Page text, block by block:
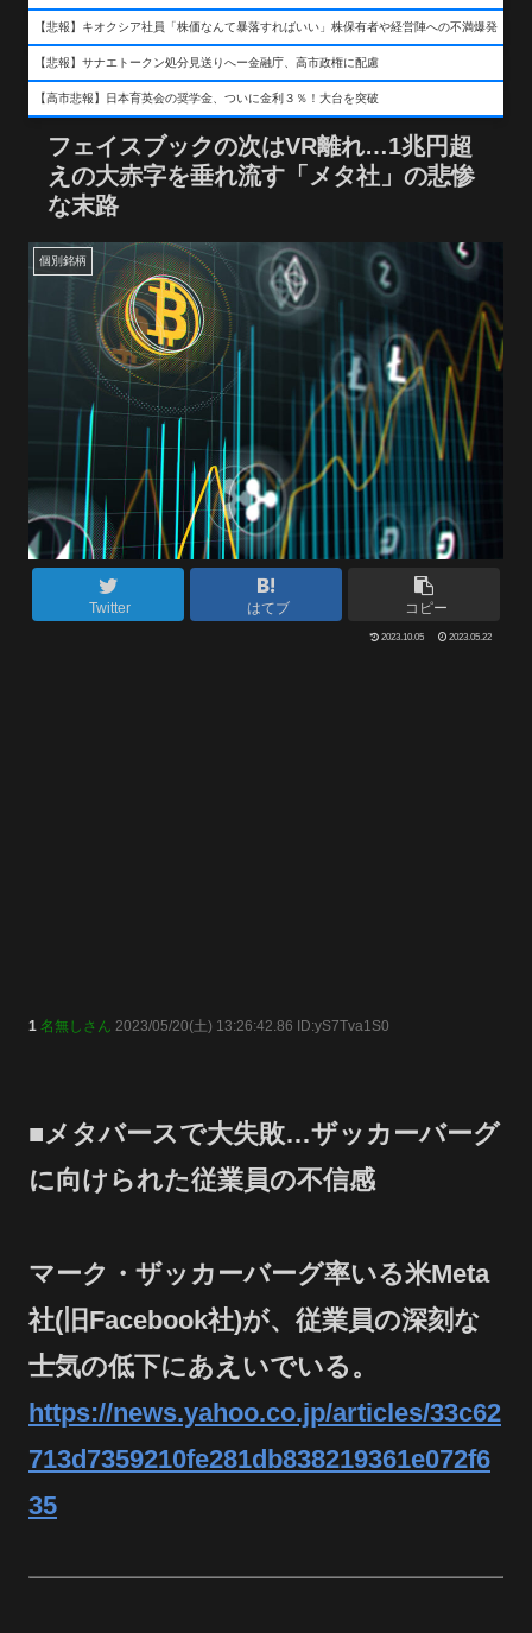
【悲報】キオクシア社員「株価なんて暴落すればいい」株保有者や経営陣への不満爆発
【悲報】サナエトークン処分見送りへー金融庁、高市政権に配慮
【高市悲報】日本育英会の奨学金、ついに金利３％！大台を突破
フェイスブックの次はVR離れ…1兆円超
えの大赤字を垂れ流す「メタ社」の悲惨
な末路
個別銘柄
Twitter はてブ コピー
2023.10.05 2023.05.22
1 名無しさん 2023/05/20(土) 13:26:42.86 ID:yS7Tva1S0
■メタバースで大失敗…ザッカーバーグ
に向けられた従業員の不信感
マーク・ザッカーバーグ率いる米Meta
社(旧Facebook社)が、従業員の深刻な
士気の低下にあえいでいる。
https://news.yahoo.co.jp/articles/33c62
713d7359210fe281db838219361e072f6
35